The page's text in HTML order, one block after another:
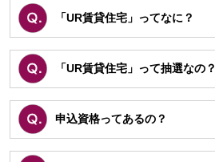
「UR賃貸住宅」ってなに？
「UR賃貸住宅」って抽選なの？
申込資格ってあるの？